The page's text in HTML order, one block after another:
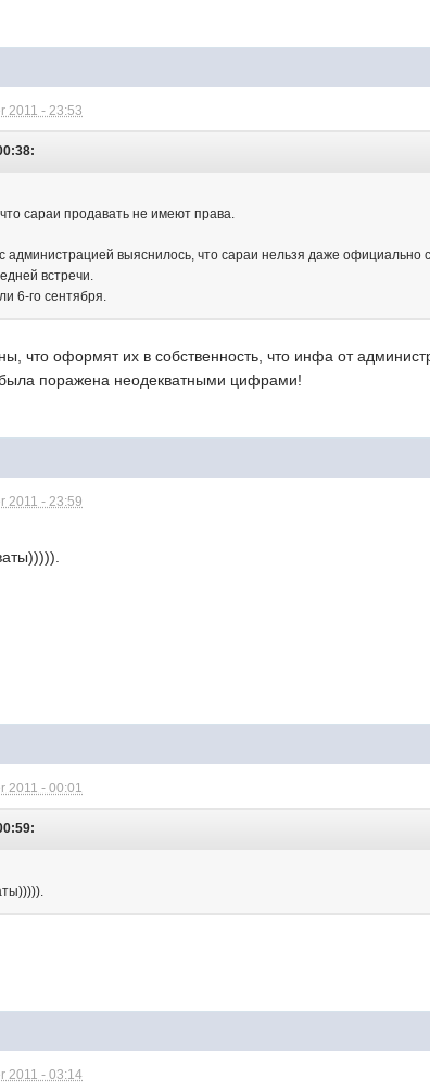
2011 - 23:53
сараи продавать не имеют права.
администрацией выяснилось, что сараи нельзя даже официально
встречи.
6-го сентября.
что оформят их в собственность, что инфа от
поражена неодекватными цифрами!
2011 - 23:59
2011 - 00:01
2011 - 03:14